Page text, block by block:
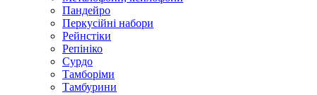
Пандейро
Перкусійні набори
Рейнстіки
Репініко
Сурдо
Тамборіми
Тамбурини